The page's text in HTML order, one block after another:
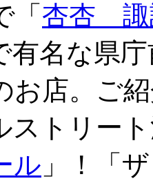
「 杏杏 諏
有名な県
お店。ご
ストリー
ル 」！「